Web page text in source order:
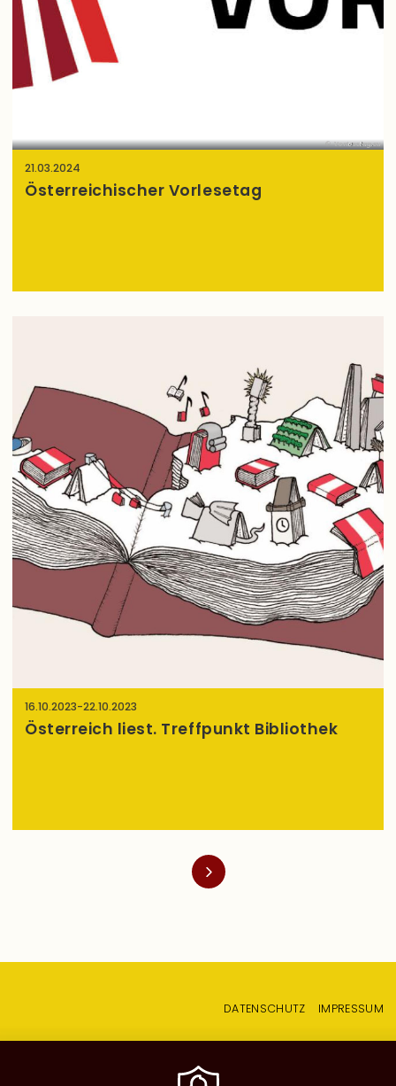
Vorlesetag.eu
21.03.2024
Österreichischer Vorlesetag
16.10.2023-22.10.2023
Österreich liest. Treffpunkt Bibliothek
DATENSCHUTZ IMPRESSUM